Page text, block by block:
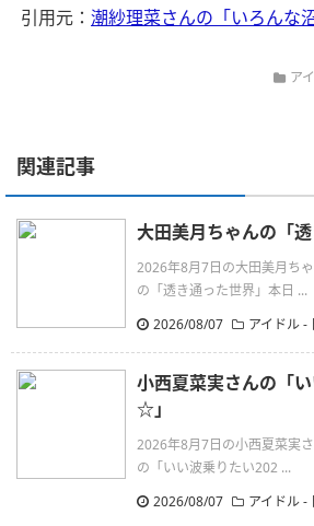
引用元： 潮紗理菜さんの「いろんな
ア
関連記事
大田美月ちゃんの「透
2026年8月7日の大田美月ち
の「透き通った世界」本日 ...
2026/08/07
アイドル -
小西夏菜実さんの「
☆」
2026年8月7日の小西夏菜実
の「いい波乗りたい202 ...
2026/08/07
アイドル -